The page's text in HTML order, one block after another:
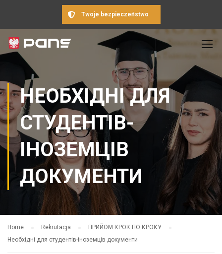
Twoje bezpieczeństwo
НЕОБХІДНІ ДЛЯ
СТУДЕНТІВ-
ІНОЗЕМЦІВ
ДОКУМЕНТИ
Home Rekrutacja
ПРИЙОМ КРОК ПО КРОКУ
Необхідні для студентів-іноземців документи